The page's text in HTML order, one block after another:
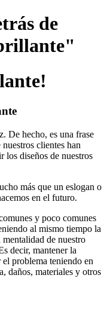
de
De hecho, es una frase
clientes han
los diseños de nuestros
más que un eslogan o
en el futuro.
y poco comunes
al mismo tiempo la
de nuestro
decir, mantener la
problema teniendo en
daños, materiales y otros